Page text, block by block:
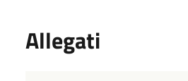
Allegati